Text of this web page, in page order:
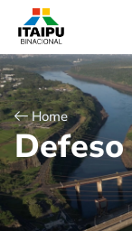
Home
Defeso